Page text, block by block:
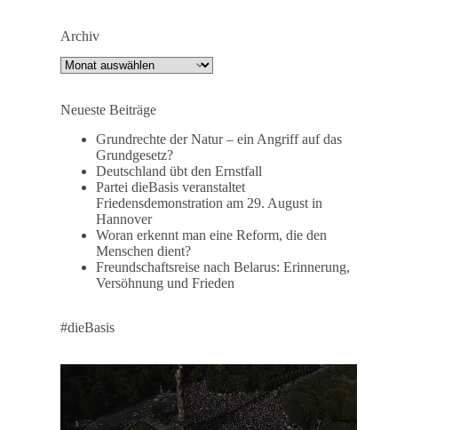
DieBasis
🕊 Wir wollen den Krieg mit Russland nicht!
Am 20. Juni 2026 fand in Berlin am
Brandenburger Tor die Demonstration mit dem
Motto „Russland ist nicht unser Feind“ statt.
Hier ein Auszug aus der Rede von der
Bundestagsabgeordneten Sevim Dağdelen
(BSW).
Revanchismus!“
👉 Hier geht es zum vollständigen Video:
https://www.youtube.com/live/a9hOswSNg4I?
si=2b_C6GgNY9EB-rXw
Archiv
Archiv
Neueste Beiträge
Grundrechte der Natur – ein Angriff auf das
Grundgesetz?
Deutschland übt den Ernstfall
Partei dieBasis veranstaltet
Friedensdemonstration am 29. August in
Hannover
Woran erkennt man eine Reform, die den
Menschen dient?
Freundschaftsreise nach Belarus: Erinnerung,
Versöhnung und Frieden
#dieBasis